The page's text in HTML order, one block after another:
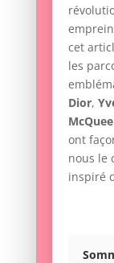
cet
les
Dior,
ont
nous le
inspiré